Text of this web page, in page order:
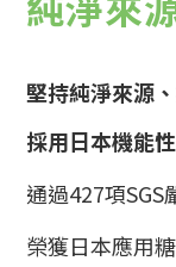
堅持純淨來源
採用日本機能
通過427項SGS
榮獲日本應用